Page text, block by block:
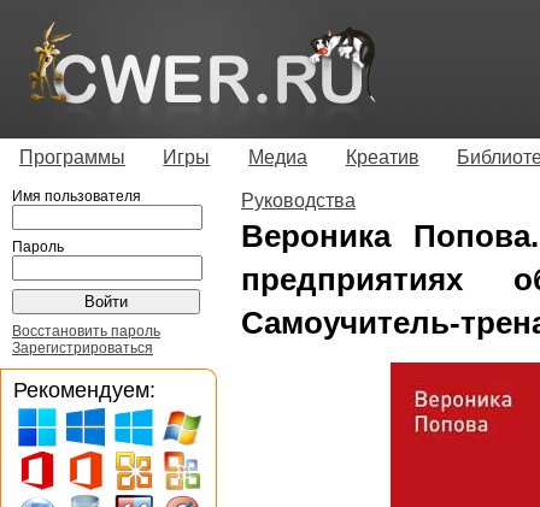
Программы Игры Медиа Креатив
Руководства
Вероника
предприятиях
Самоучитель-
Имя пользователя
Пароль
Восстановить пароль
Зарегистрироваться
Рекомендуем: